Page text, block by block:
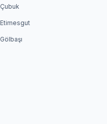
Çubuk
Etimesgut
Gölbaşı